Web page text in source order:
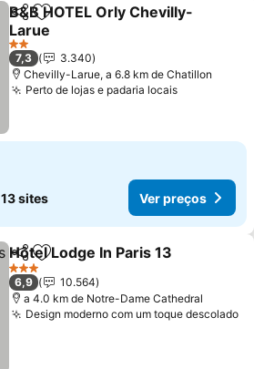
PartilharAdicionar aos favoritos
B&B HOTEL Orly Chevilly-
Larue
2 Estrelas
7,3
3.340
Chevilly-Larue, a 6.8 km de Chatillon
Perto de lojas e padaria locais
13 sites Ver preços
PartilharAdicionar aos favoritos
Hôtel Lodge In Paris 13
3 Estrelas
6,9
10.564
a 4.0 km de Notre-Dame Cathedral
Design moderno com um toque descolado